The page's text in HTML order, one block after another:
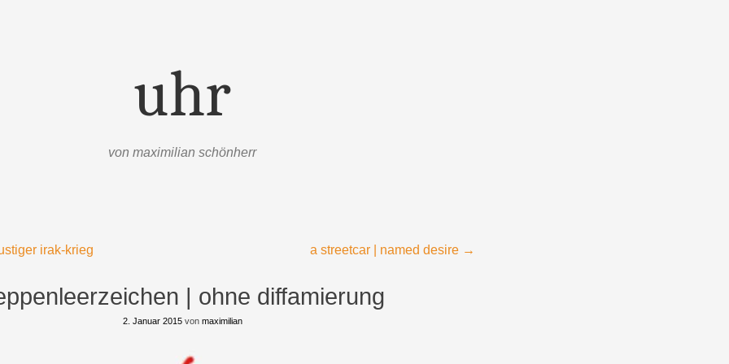
uhr
von maximilian schönherr
irak-krieg a streetcar | named desire →
| ohne diffamierung
2. Januar 2015von maximilian